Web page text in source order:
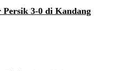
3-0 di Kandang